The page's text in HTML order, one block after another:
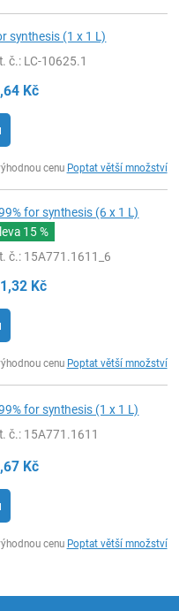
synthesis (1 x 1 L)
č.: LC-10625.1
Kč
cenu Poptat větší množství
for synthesis (6 x 1 L)
15 %
č.: 15A771.1611_6
Kč
cenu Poptat větší množství
for synthesis (1 x 1 L)
č.: 15A771.1611
Kč
cenu Poptat větší množství